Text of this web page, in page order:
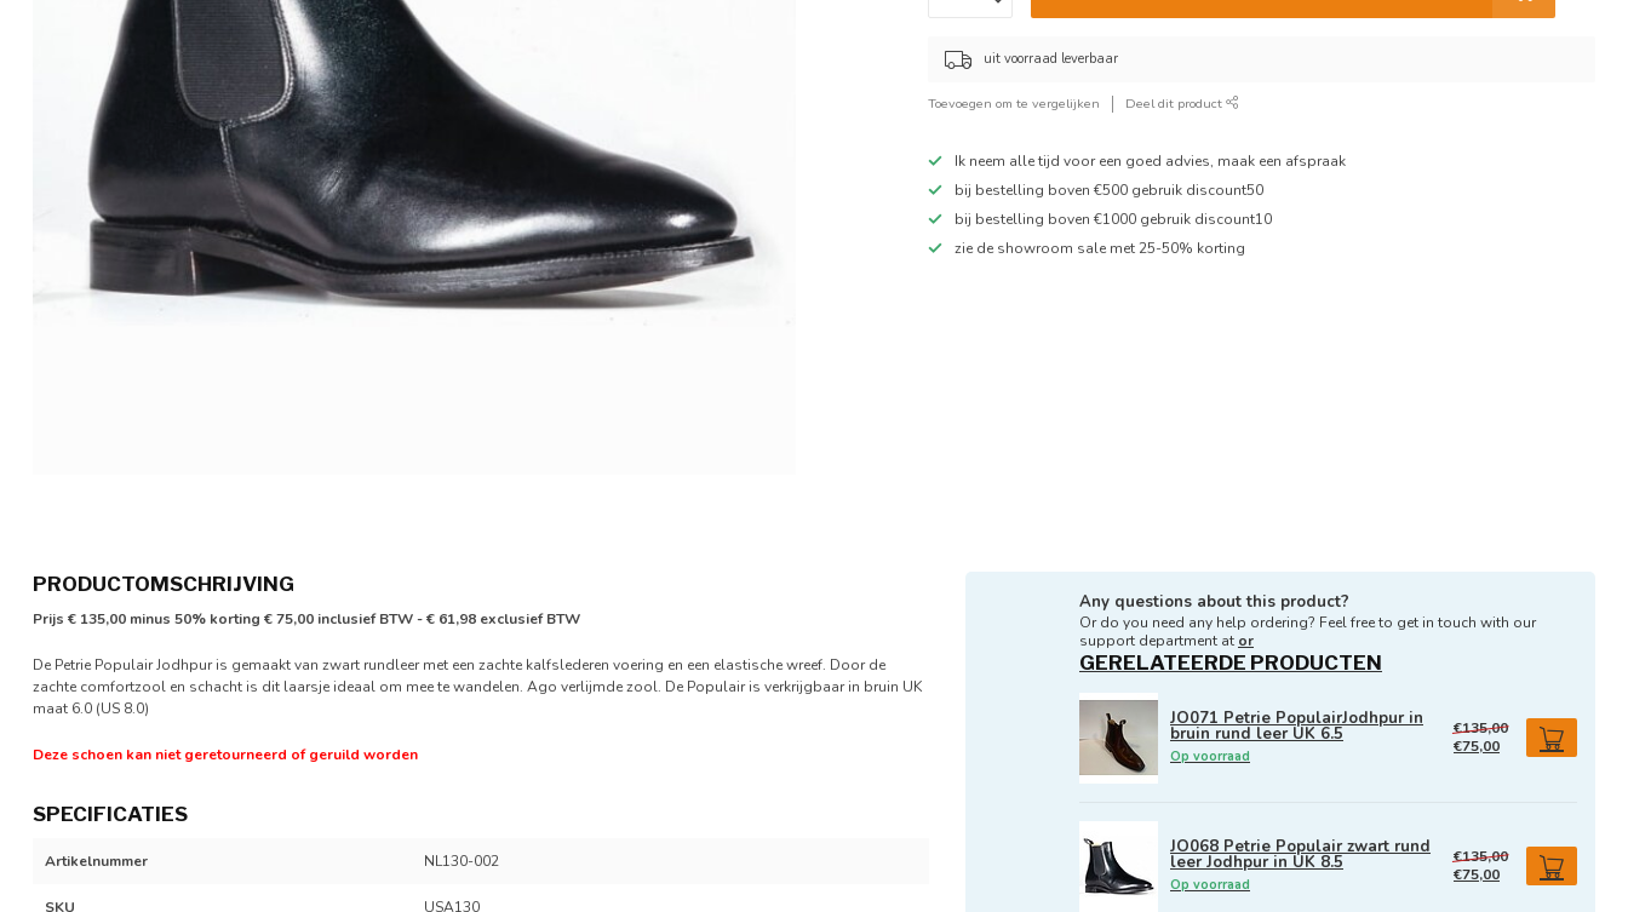
uit voorraad leverbaar
Toevoegen om te vergelijken Deel dit product
Ik neem alle tijd voor een goed advies, maak een afspraak
bij bestelling boven €500 gebruik discount50
bij bestelling boven €1000 gebruik discount10
zie de showroom sale met 25-50% korting
PRODUCTOMSCHRIJVING
Prijs € 135,00 minus 50% korting € 75,00 inclusief BTW - € 61,98 exclusief BTW
De Petrie Populair Jodhpur is gemaakt van zwart rundleer met een zachte kalfslederen voering en een elastische wreef. Door de
zachte comfortzool en schacht is dit laarsje ideaal om mee te wandelen. Ago verlijmde zool. De Populair is verkrijgbaar in bruin UK
maat 6.0 (US 8.0)
Deze schoen kan niet geretourneerd of geruild worden
SPECIFICATIES
Artikelnummer NL130-002
SKU USA130
Any questions about this product?
Or do you need any help ordering? Feel free to get in touch with our
support department at or
GERELATEERDE PRODUCTEN
JO071 Petrie PopulairJodhpur in
bruin rund leer UK 6.5
Op voorraad
€135,00
€75,00
JO068 Petrie Populair zwart rund
leer Jodhpur in UK 8.5
Op voorraad
€135,00
€75,00